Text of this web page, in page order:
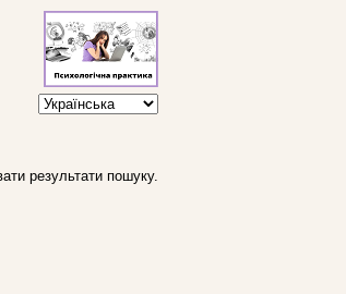
результати пошуку.